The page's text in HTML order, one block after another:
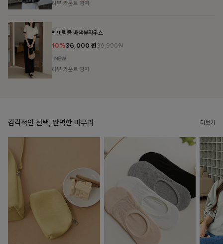
리뷰 카운트 영역
16,200 17,900원
감각적인 선택, 완벽한 마무리 더보기